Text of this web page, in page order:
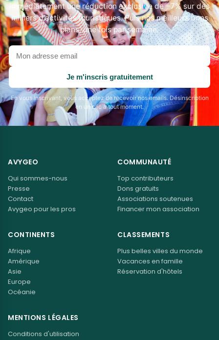
immédiatement une réduction exclusive de −7% sur des
milliers d'activités touristiques. Puis nos meilleurs bons
plans, une fois par semaine.
Votre
adresse
email
Je m'inscris gratuitement
En vous inscrivant, vous acceptez de recevoir nos emails. Désinscription
en un clic à tout moment.
AVYGEO
Qui sommes-nous
Presse
Contact
Avygeo pour les pros
COMMUNAUTÉ
Top contributeurs
Dons gratuits
Associations soutenues
Financer mon association
CONTINENTS
Afrique
Amérique
Asie
Europe
Océanie
CLASSEMENTS
Plus belles villes du monde
Vacances en famille
Réservation d'hôtels
MENTIONS LÉGALES
Conditions d'utilisation